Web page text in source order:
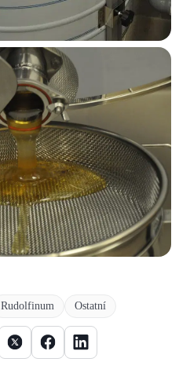
Rudolfinum Ostatní
Sdílet článek na X
Sdílet článek na Facebooku
Sdílet článek na